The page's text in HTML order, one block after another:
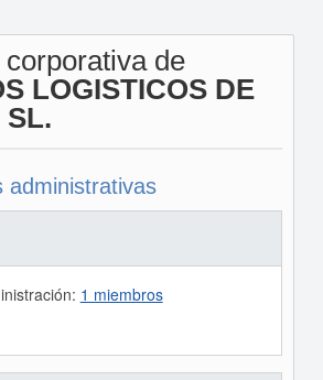
de
LOGISTICOS DE
SL.
administrativas
1 miembros